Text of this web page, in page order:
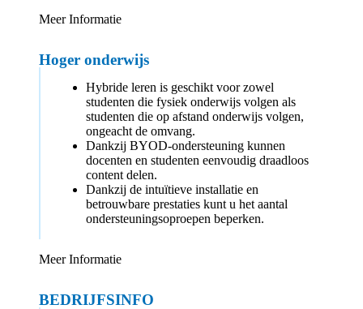
Meer Informatie
Hoger onderwijs
Hybride leren is geschikt voor zowel
studenten die fysiek onderwijs volgen als
studenten die op afstand onderwijs volgen,
ongeacht de omvang.
Dankzij BYOD-ondersteuning kunnen
docenten en studenten eenvoudig draadloos
content delen.
Dankzij de intuïtieve installatie en
betrouwbare prestaties kunt u het aantal
ondersteuningsoproepen beperken.
Meer Informatie
BEDRIJFSINFO